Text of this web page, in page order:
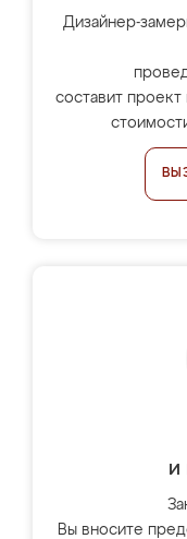
Дизайнер-
составит проект
и
Вы вносите